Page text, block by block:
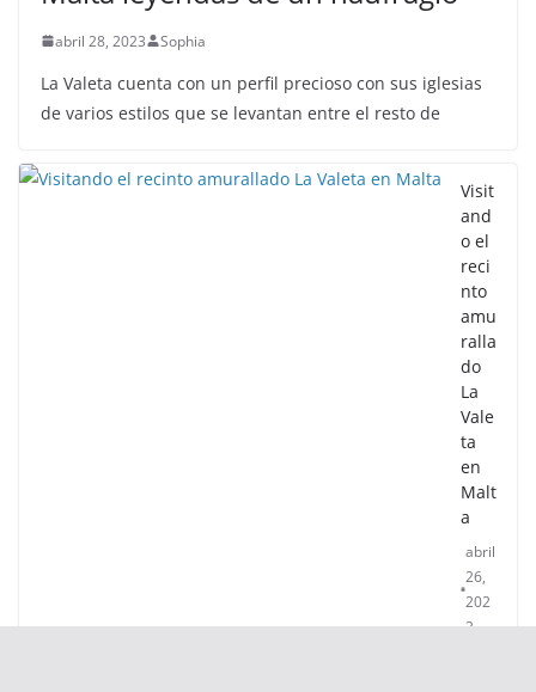
abril 28, 2023 Sophia
La Valeta cuenta con un perfil precioso con sus iglesias
de varios estilos que se levantan entre el resto de
Visit
and
o el
reci
nto
amu
ralla
do
La
Vale
ta
en
Malt
a
abril
26,
202
3